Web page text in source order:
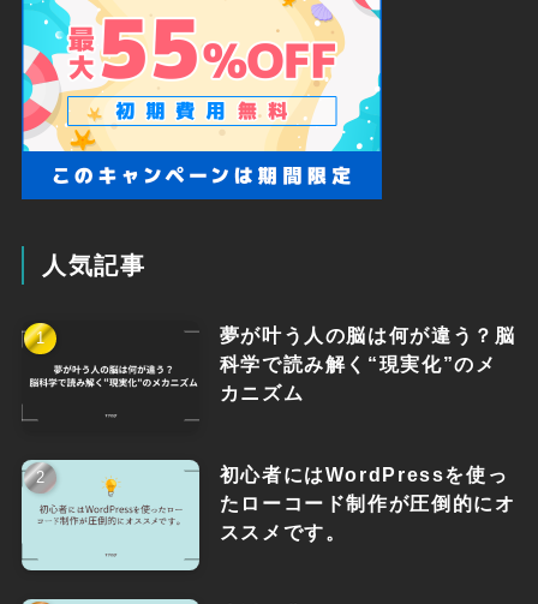
人気記事
夢が叶う人の脳は何が違う？脳
科学で読み解く“現実化”のメ
カニズム
初心者にはWordPressを使っ
たローコード制作が圧倒的にオ
ススメです。